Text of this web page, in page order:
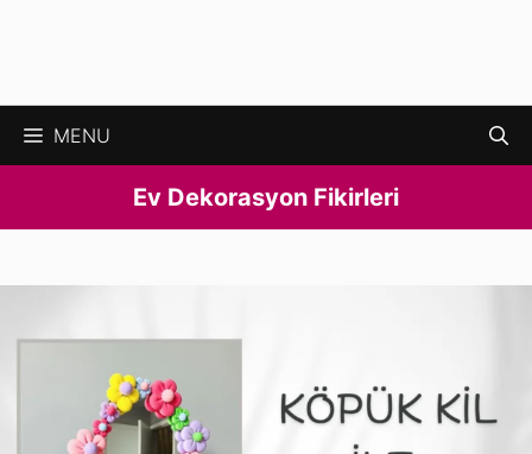
MENU
Ev Dekorasyon Fikirleri